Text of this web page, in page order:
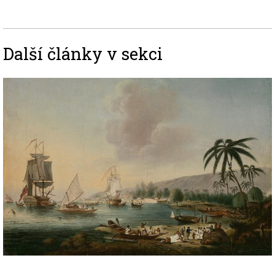
Další články v sekci